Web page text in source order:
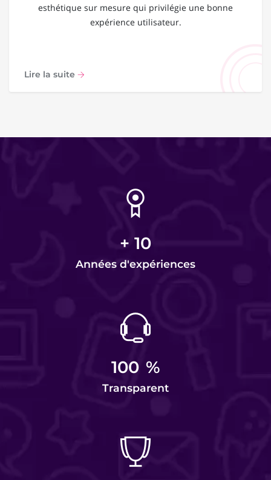
esthétique sur mesure qui privilégie une bonne
expérience utilisateur.
Lire la suite
+ 10
Années d'expériences
100 %
Transparent